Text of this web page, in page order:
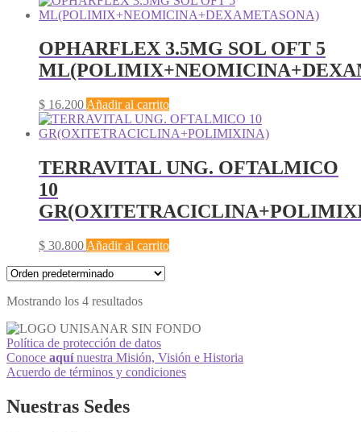
OPHARFLEX 3.5MG SOL OFT 5
$ 16.200 Añadir al carrito
TERRAVITAL UNG. OFTALMICO
10
$ 30.800 Añadir al carrito
Mostrando los 4 resultados
Política de protección de datos
Conoce aquínuestra Misión, Visión e Historia
Acuerdo de términos y condiciones
Nuestras Sedes